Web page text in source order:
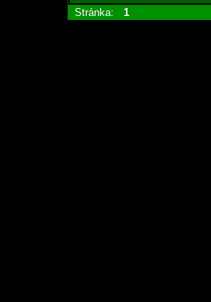
Stránka: 1